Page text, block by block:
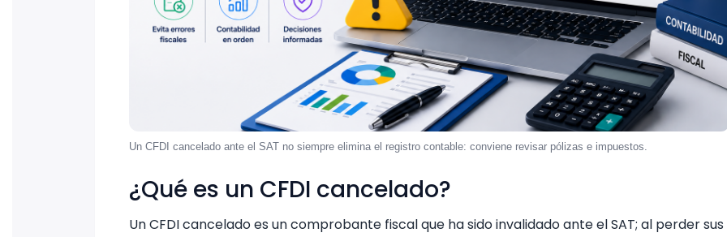
Un CFDI cancelado ante el SAT no siempre elimina el registro contable: conviene revisar pólizas e impuestos.
¿Qué es un CFDI cancelado?
Un CFDI cancelado es un comprobante fiscal que ha sido invalidado ante el SAT; al perder sus